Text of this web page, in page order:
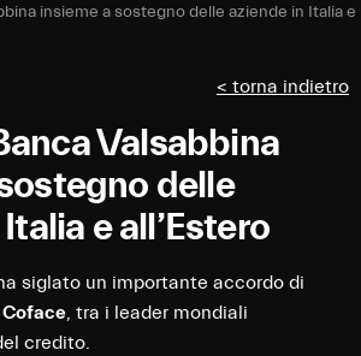
insieme a sostegno delle aziende in Italia e
< torna indietro
Valsabbina
delle
e all’Estero
siglato un importante accordo di
Coface , tra i leader mondiali
credito.